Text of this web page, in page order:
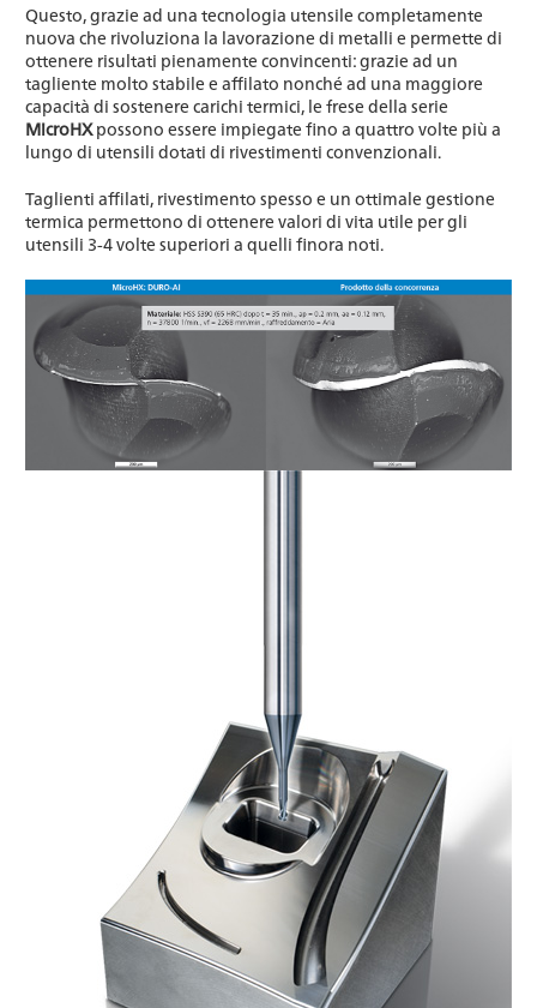
Questo, grazie ad una tecnologia utensile completamente
nuova che rivoluziona la lavorazione di metalli e permette di
ottenere risultati pienamente convincenti: grazie ad un
tagliente molto stabile e affilato nonché ad una maggiore
capacità di sostenere carichi termici, le frese della serie
MicroHXpossono essere impiegate fino a quattro volte più a
lungo di utensili dotati di rivestimenti convenzionali.
Taglienti affilati, rivestimento spesso e un ottimale gestione
termica permettono di ottenere valori di vita utile per gli
utensili 3-4 volte superiori a quelli finora noti.